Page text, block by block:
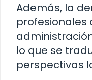
Además, la
profesionales
lo que se
perspectivas